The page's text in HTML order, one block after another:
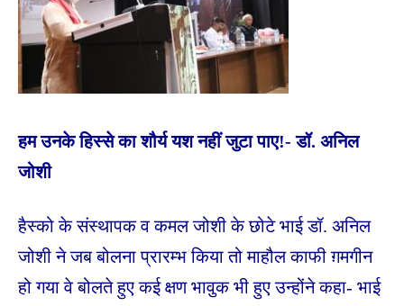
हम उनके हिस्से का शौर्य यश नहीं जुटा पाए!- डॉ. अनिल
जोशी
हैस्को के संस्थापक व कमल जोशी के छोटे भाई डॉ. अनिल
जोशी ने जब बोलना प्रारम्भ किया तो माहौल काफी ग़मगीन
हो गया वे बोलते हुए कई क्षण भावुक भी हुए उन्होंने कहा- भाई